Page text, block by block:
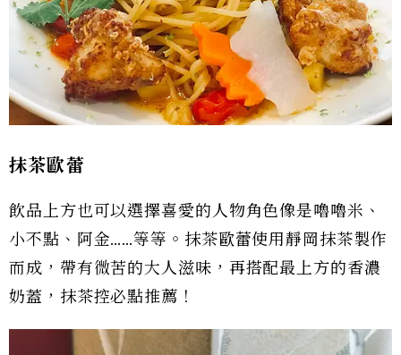
抹茶歐蕾
飲品上方也可以選擇喜愛的人物角色像是嚕嚕米、
小不點、阿金……等等。抹茶歐蕾使用靜岡抹茶製作
而成，帶有微苦的大人滋味，再搭配最上方的香濃
奶蓋，抹茶控必點推薦！